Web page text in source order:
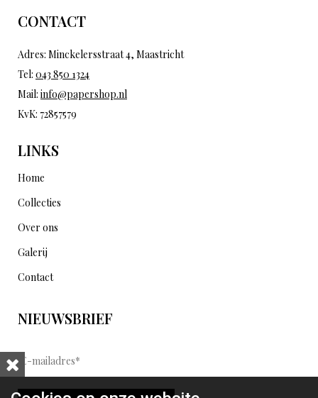
CONTACT
Adres: Minckelersstraat 4, Maastricht
Tel: 043 850 1324
Mail: info@papershop.nl
KvK: 72857579
LINKS
Home
Collecties
Over ons
Galerij
Contact
NIEUWSBRIEF
E
-
m